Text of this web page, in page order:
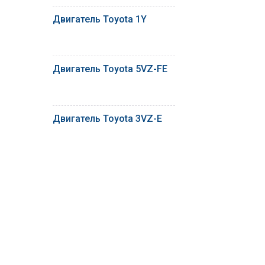
Двигатель Toyota 1Y
Двигатель Toyota 5VZ-FE
Двигатель Toyota 3VZ-E